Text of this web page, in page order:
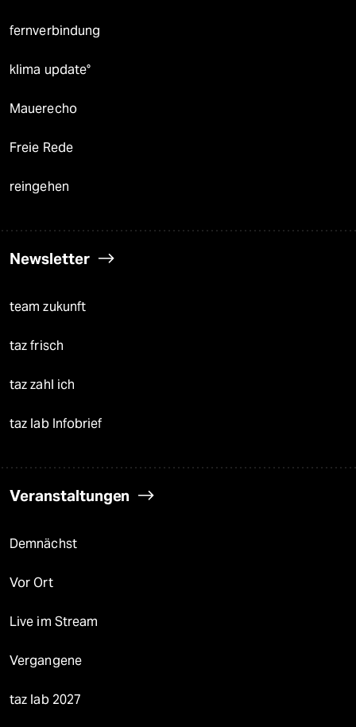
fernverbindung
klima update°
Mauerecho
Freie Rede
reingehen
Newsletter
team zukunft
taz frisch
taz zahl ich
taz lab Infobrief
Veranstaltungen
Demnächst
Vor Ort
Live im Stream
Vergangene
taz lab 2027